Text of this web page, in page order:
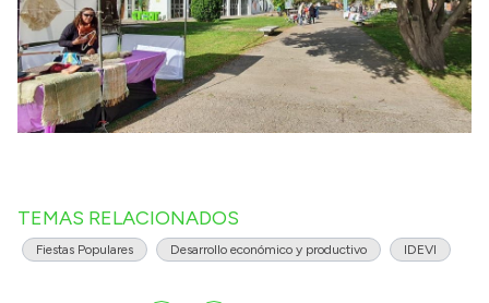
TEMAS RELACIONADOS
Fiestas Populares Desarrollo económico y productivo IDEVI